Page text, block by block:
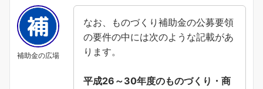
補助金の広場
なお、ものづくり補助金の公募要領
の要件の中には次のような記載があ
ります。
平成26～30年度のものづくり・商